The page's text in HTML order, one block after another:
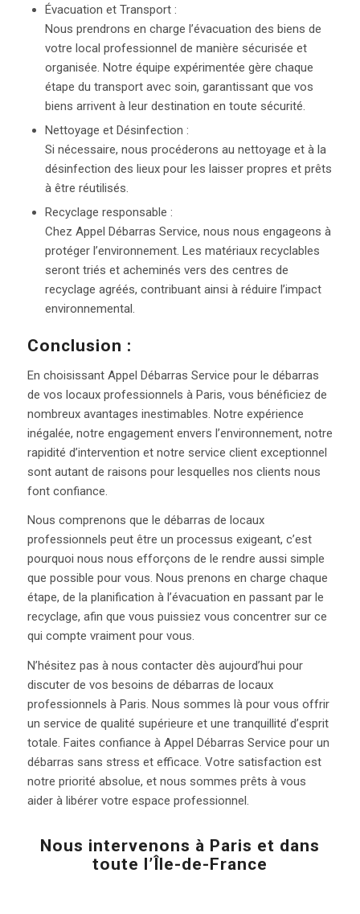
Évacuation et Transport :
Nous prendrons en charge l’évacuation des biens de
votre local professionnel de manière sécurisée et
organisée. Notre équipe expérimentée gère chaque
étape du transport avec soin, garantissant que vos
biens arrivent à leur destination en toute sécurité.
Nettoyage et Désinfection :
Si nécessaire, nous procéderons au nettoyage et à la
désinfection des lieux pour les laisser propres et prêts
à être réutilisés.
Recyclage responsable :
Chez Appel Débarras Service, nous nous engageons à
protéger l’environnement. Les matériaux recyclables
seront triés et acheminés vers des centres de
recyclage agréés, contribuant ainsi à réduire l’impact
environnemental.
Conclusion :
En choisissant Appel Débarras Service pour le débarras
de vos locaux professionnels à Paris, vous bénéficiez de
nombreux avantages inestimables. Notre expérience
inégalée, notre engagement envers l’environnement, notre
rapidité d’intervention et notre service client exceptionnel
sont autant de raisons pour lesquelles nos clients nous
font confiance.
Nous comprenons que le débarras de locaux
professionnels peut être un processus exigeant, c’est
pourquoi nous nous efforçons de le rendre aussi simple
que possible pour vous. Nous prenons en charge chaque
étape, de la planification à l’évacuation en passant par le
recyclage, afin que vous puissiez vous concentrer sur ce
qui compte vraiment pour vous.
N’hésitez pas à nous contacter dès aujourd’hui pour
discuter de vos besoins de débarras de locaux
professionnels à Paris. Nous sommes là pour vous offrir
un service de qualité supérieure et une tranquillité d’esprit
totale. Faites confiance à Appel Débarras Service pour un
débarras sans stress et efficace. Votre satisfaction est
notre priorité absolue, et nous sommes prêts à vous
aider à libérer votre espace professionnel.
Nous intervenons à Paris et dans
toute l’Île-de-France